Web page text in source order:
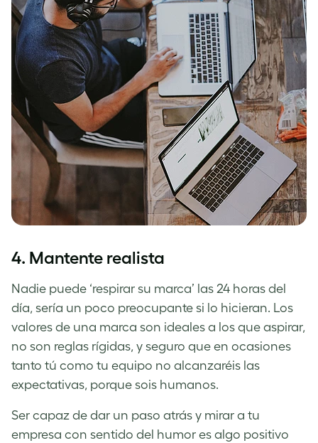
4. Mantente realista
Nadie puede ‘respirar su marca’ las 24 horas del
día, sería un poco preocupante si lo hicieran. Los
valores de una marca son ideales a los que aspirar,
no son reglas rígidas, y seguro que en ocasiones
tanto tú como tu equipo no alcanzaréis las
expectativas, porque sois humanos.
Ser capaz de dar un paso atrás y mirar a tu
empresa con sentido del humor es algo positivo